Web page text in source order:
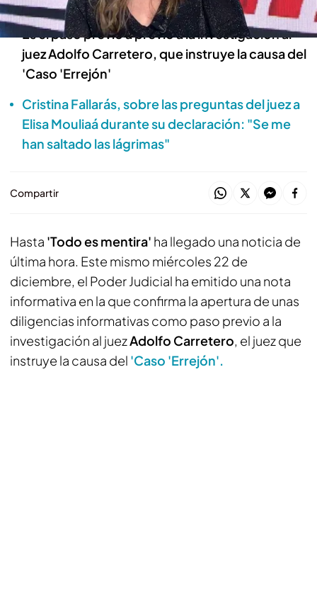
Es el paso previo a previo a la investigación al
juez Adolfo Carretero, que instruye la causa del
'Caso 'Errejón'
Cristina Fallarás, sobre las preguntas del juez a
Elisa Mouliaá durante su declaración: "Se me
han saltado las lágrimas"
Compartir
Hasta 'Todo es mentira' ha llegado una noticia de
última hora. Este mismo miércoles 22 de
diciembre, el Poder Judicial ha emitido una nota
informativa en la que confirma la apertura de unas
diligencias informativas como paso previo a la
investigación al juezAdolfo Carretero, el juez que
instruye la causa del 'Caso 'Errejón'.